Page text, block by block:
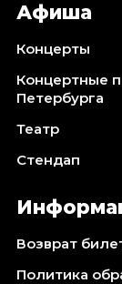
Афиша
Концерты
Концертные
Петербурга
Театр
Стендап
Возврат
Политика